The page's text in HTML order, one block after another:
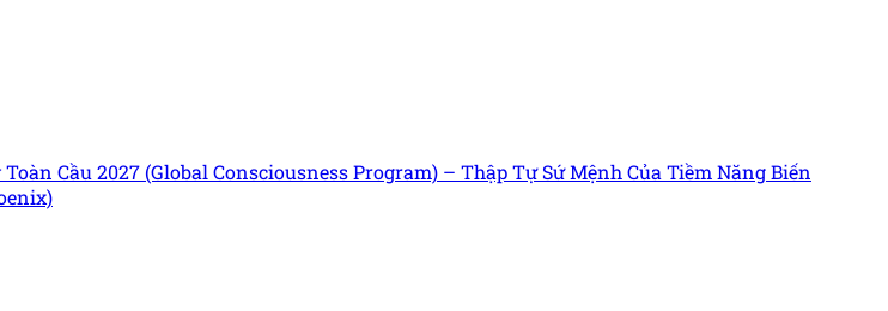
Toàn Cầu 2027 (Global Consciousness Program) – Thập Tự Sứ Mệnh Của Tiềm Năng Biến